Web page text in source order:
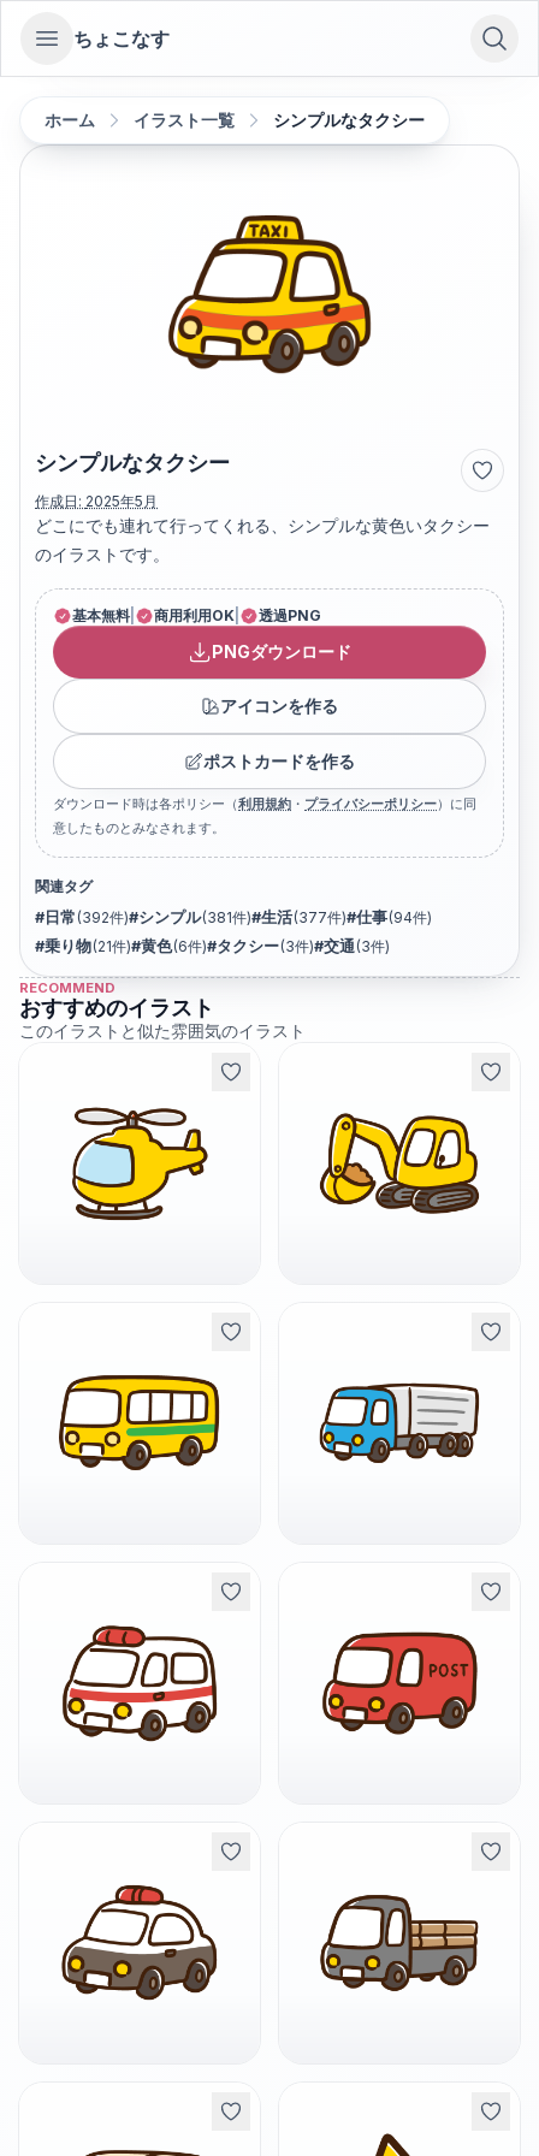
Open sidebar
ちょこなす
ホーム イラスト一覧 シンプルなタクシー
シンプルなタクシー
作成日: 2025年5月
どこにでも連れて行ってくれる、シンプルな黄色いタクシー
のイラストです。
基本無料 商用利用OK 透過PNG
PNGダウンロード
アイコンを作る
ポストカードを作る
ダウンロード時は各ポリシー（利用規約 ・ プライバシーポリシー）に同
意したものとみなされます。
関連タグ
# 日常 (392件)#シンプル(381件)#生活(377件)#仕事(94件)
#乗り物(21件)#黄色(6件)#タクシー(3件)#交通(3件)
RECOMMEND
おすすめのイラスト
このイラストと似た雰囲気のイラスト